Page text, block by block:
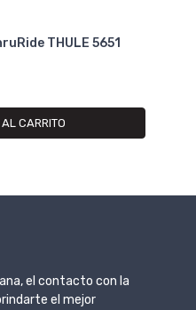
THULE
AGREGAR AL CARRITO
el contacto con la
el mejor